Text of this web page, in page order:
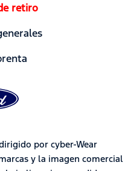
retiro
por cyber-Wear
y la imagen comercial